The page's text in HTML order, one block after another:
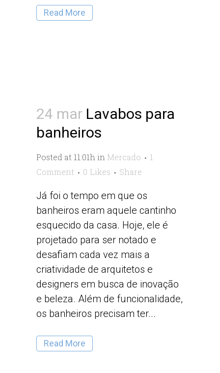
Read More
24 mar Lavabos para
banheiros
Posted at 11:01h in Mercado
1
Comment
0 Likes Share
Já foi o tempo em que os
banheiros eram aquele cantinho
esquecido da casa. Hoje, ele é
projetado para ser notado e
desafiam cada vez mais a
criatividade de arquitetos e
designers em busca de inovação
e beleza. Além de funcionalidade,
os banheiros precisam ter...
Read More